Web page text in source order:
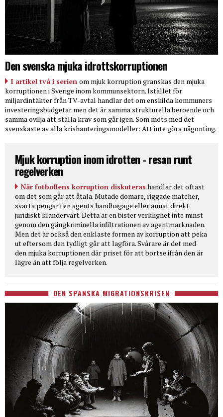
Den svenska mjuka idrottskorruptionen
I artikel två i serien om mjuk korruption granskas den mjuka
korruptionen i Sverige inom kommunsektorn. Istället för
miljardintäkter från TV-avtal handlar det om enskilda kommuners
investeringsbudgetar men det är samma strukturella beroende och
samma ovilja att ställa krav som går igen. Som möts med det
svenskaste av alla krishanteringsmodeller: Att inte göra någonting.
Mjuk korruption inom idrotten - resan runt
regelverken
När fotbollens korruption diskuteras handlar det oftast
om det som går att åtala. Mutade domare, riggade matcher,
svarta pengar i en agents handbagage eller annat direkt
juridiskt klandervärt. Detta är en bister verklighet inte minst
genom den gängkriminella infiltrationen av agentmarknaden.
Men det är också den enklaste formen av korruption att peka
ut eftersom den tydligt går att lagföra. Svårare är det med
den mjuka korruptionen där priset för att bortse ifrån den är
lägre än att följa regelverken.
DEN SPANSKA MIGRATIONSKRISEN